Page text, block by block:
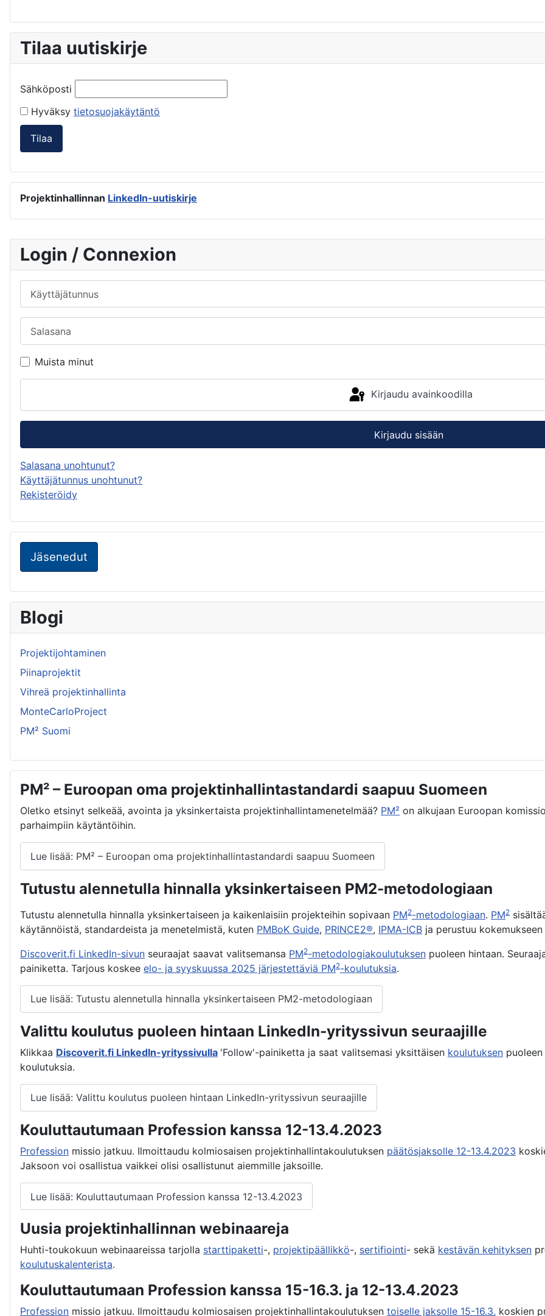
Login / Connexion
Muista minut
Kirjaudu avainkoodilla
Kirjaudu sisään
Salasana unohtunut?
Käyttäjätunnus unohtunut?
Rekisteröidy
Jäsenedut
Blogi
Projektijohtaminen
Piinaprojektit
Vihreä projektinhallinta
MonteCarloProject
PM² Suomi
PM² – Euroopan oma projektinhallintastandardi saapuu Suomeen
Oletko etsinyt selkeää, avointa ja yksinkertaista projektinhallintamenetelmää? PM² on alkujaan Euroopan
parhaimpiin käytäntöihin.
Lue lisää: PM² – Euroopan oma projektinhallintastandardi saapuu Suomeen
Tutustu alennetulla hinnalla yksinkertaiseen PM2-metodologiaan
Tutustu alennetulla hinnalla yksinkertaiseen ja kaikenlaisiin projekteihin sopivaan PM2-metodologiaan. PM2
käytännöistä, standardeista ja menetelmistä, kuten PMBoK Guide, PRINCE2®, IPMA-ICB ja perustuu
Discoverit.fi LinkedIn-sivun seuraajat saavat valitsemansa PM2-metodologiakoulutuksen puoleen hintaan.
painiketta. Tarjous koskee elo- ja syyskuussa 2025 järjestettäviä PM2-koulutuksia.
Lue lisää: Tutustu alennetulla hinnalla yksinkertaiseen PM2-metodologiaan
Valittu koulutus puoleen hintaan LinkedIn-yrityssivun seuraajille
Klikkaa Discoverit.fi LinkedIn-yrityssivulla 'Follow'-painiketta ja saat valitsemasi yksittäisen koulutuksen
koulutuksia.
Lue lisää: Valittu koulutus puoleen hintaan LinkedIn-yrityssivun seuraajille
Kouluttautumaan Profession kanssa 12-13.4.2023
Profession missio jatkuu. Ilmoittaudu kolmiosaisen projektinhallintakoulutuksen päätösjaksolle 12-13.4.2023
Jaksoon voi osallistua vaikkei olisi osallistunut aiemmille jaksoille.
Lue lisää: Kouluttautumaan Profession kanssa 12-13.4.2023
Uusia projektinhallinnan webinaareja
Huhti-toukokuun webinaareissa tarjolla starttipaketti-, projektipäällikkö-, sertifiointi- sekä kestävän kehityksen
koulutuskalenterista.
Kouluttautumaan Profession kanssa 15-16.3. ja 12-13.4.2023
Profession missio jatkuu. Ilmoittaudu kolmiosaisen projektinhallintakoulutuksen toiselle jaksolle 15-16.3. koskien
Tilaa uutiskirje
Sähköposti
Hyväksy tietosuojakäytäntö
Tilaa
Projektinhallinnan LinkedIn-uutiskirje